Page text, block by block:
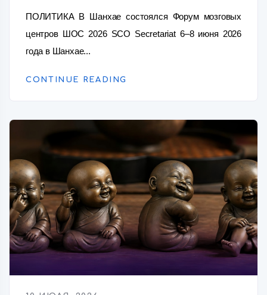
ПОЛИТИКА В Шанхае состоялся Форум мозговых
центров ШОС 2026 SCO Secretariat 6–8 июня 2026
года в Шанхае...
CONTINUE READING